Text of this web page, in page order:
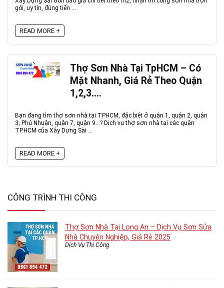
gói, uy tín, đúng tiến ...
READ MORE +
Thợ Sơn Nhà Tại TpHCM – Có
Mặt Nhanh, Giá Rẻ Theo Quận
1,2,3….
Bạn đang tìm thợ sơn nhà tại TPHCM, đặc biệt ở quận 1, quận 2, quận
3, Phú Nhuận, quận 7, quận 9…? Dịch vụ thợ sơn nhà tại các quận
TP.HCM của Xây Dựng Sài ...
READ MORE +
CÔNG TRÌNH THI CÔNG
Thợ Sơn Nhà Tại Long An – Dịch Vụ Sơn Sửa
Nhà Chuyên Nghiệp, Giá Rẻ 2025
Dịch Vụ Thi Công